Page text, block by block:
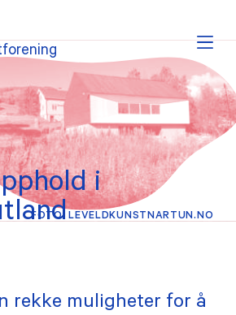
Lystema
FOTO: LEVELDKUNSTNARTUN.NO
i
rekke muligheter for å